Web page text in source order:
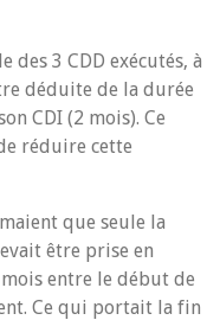
des 3 CDD exécutés, à
déduite de la durée
CDI (2 mois). Ce
réduire cette
que seule la
être prise en
entre le début de
Ce qui portait la fin